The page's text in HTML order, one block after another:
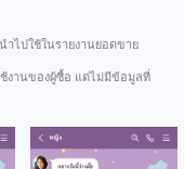
ำไปใช้ในรายงานยอดขาย
งานของผู้ซื้อ แต่ไม่มีข้อมูลที่